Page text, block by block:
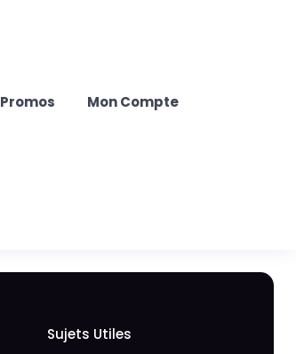
Promos Mon Compte
Sujets Utiles